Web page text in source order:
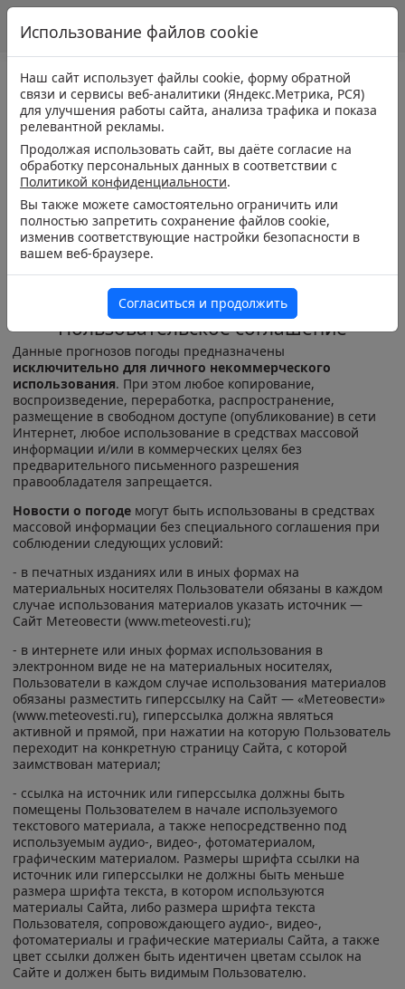
Пользовательское соглашение
Данные прогнозов погоды предназначены
исключительно для личного некоммерческого
использования. При этом любое копирование,
воспроизведение, переработка, распространение,
размещение в свободном доступе (опубликование) в сети
Интернет, любое использование в средствах массовой
информации и/или в коммерческих целях без
предварительного письменного разрешения
правообладателя запрещается.
Новости о погоде могут быть использованы в средствах
массовой информации без специального соглашения при
соблюдении следующих условий:
- в печатных изданиях или в иных формах на
материальных носителях Пользователи обязаны в каждом
случае использования материалов указать источник —
Сайт Метеовести (www.meteovesti.ru);
- в интернете или иных формах использования в
электронном виде не на материальных носителях,
Пользователи в каждом случае использования материалов
обязаны разместить гиперссылку на Сайт — «Метеовести»
(www.meteovesti.ru), гиперссылка должна являться
активной и прямой, при нажатии на которую Пользователь
переходит на конкретную страницу Сайта, с которой
заимствован материал;
- ссылка на источник или гиперссылка должны быть
помещены Пользователем в начале используемого
текстового материала, а также непосредственно под
используемым аудио-, видео-, фотоматериалом,
графическим материалом. Размеры шрифта ссылки на
источник или гиперссылки не должны быть меньше
размера шрифта текста, в котором используются
материалы Сайта, либо размера шрифта текста
Пользователя, сопровождающего аудио-, видео-,
фотоматериалы и графические материалы Сайта, а также
цвет ссылки должен быть идентичен цветам ссылок на
Сайте и должен быть видимым Пользователю.
Использование файлов cookie
Наш сайт использует файлы cookie, форму обратной
связи и сервисы веб-аналитики (Яндекс.Метрика, РСЯ)
для улучшения работы сайта, анализа трафика и показа
релевантной рекламы.
Продолжая использовать сайт, вы даёте согласие на
обработку персональных данных в соответствии с
Политикой конфиденциальности.
Вы также можете самостоятельно ограничить или
полностью запретить сохранение файлов cookie,
изменив соответствующие настройки безопасности в
вашем веб-браузере.
Согласиться и продолжить